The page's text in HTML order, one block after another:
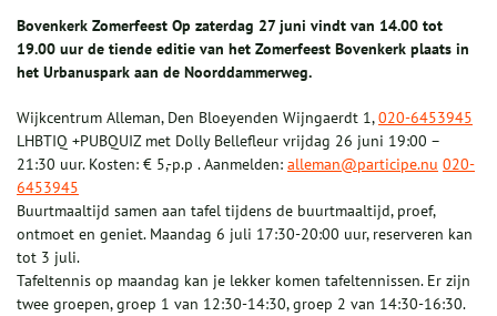
Bovenkerk Zomerfeest Op zaterdag 27 juni vindt van 14.00 tot
19.00 uur de tiende editie van het Zomerfeest Bovenkerk plaats in
het Urbanuspark aan de Noorddammerweg.
Wijkcentrum Alleman, Den Bloeyenden Wijngaerdt 1,020-6453945
LHBTIQ +PUBQUIZ met Dolly Bellefleur vrijdag 26 juni 19:00 –
21:30 uur. Kosten: € 5,-p.p . Aanmelden: alleman@participe.nu 020-
6453945
Buurtmaaltijd samen aan tafel tijdens de buurtmaaltijd, proef,
ontmoet en geniet. Maandag 6 juli 17:30-20:00 uur, reserveren kan
tot 3 juli.
Tafeltennis op maandag kan je lekker komen tafeltennissen. Er zijn
twee groepen, groep 1 van 12:30-14:30, groep 2 van 14:30-16:30.